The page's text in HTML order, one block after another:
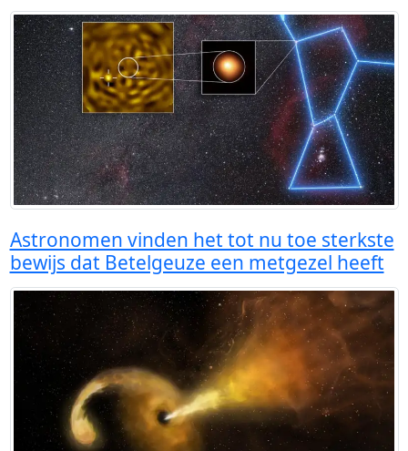
Astronomen vinden het tot nu toe sterkste
bewijs dat Betelgeuze een metgezel heeft